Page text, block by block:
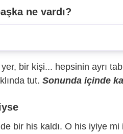
ne vardı?
bir kişi... hepsinin ayrı
tut. Sonunda içinde
bir his kaldı. O his iyiye